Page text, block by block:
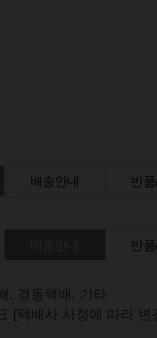
배송안내 반
반
, 경동택배, 기타
(택배사 사정에 따라 변